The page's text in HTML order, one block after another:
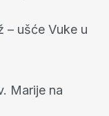
– ušće Vuke u
Marije na